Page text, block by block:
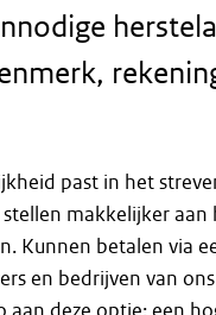
past in het
makkelijker
Kunnen betalen via
en bedrijven van